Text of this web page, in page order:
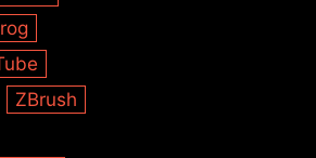
ZBrush